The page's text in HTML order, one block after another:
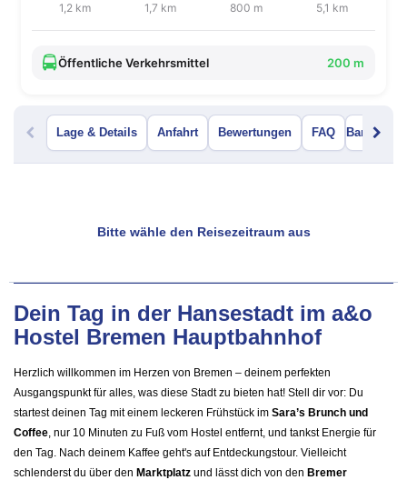
1,2 km 1,7 km 800 m 5,1 km
Öffentliche Verkehrsmittel 200 m
Lage & Details Anfahrt Bewertungen FAQ Bar Menü
Bitte wähle den Reisezeitraum aus
Dein Tag in der Hansestadt im a&o
Hostel Bremen Hauptbahnhof
Herzlich willkommen im Herzen von Bremen – deinem perfekten
Ausgangspunkt für alles, was diese Stadt zu bieten hat! Stell dir vor: Du
startest deinen Tag mit einem leckeren Frühstück im Sara’s Brunch und
Coffee, nur 10 Minuten zu Fuß vom Hostel entfernt, und tankst Energie für
den Tag. Nach deinem Kaffee geht's auf Entdeckungstour. Vielleicht
schlenderst du über den Marktplatz und lässt dich von den Bremer